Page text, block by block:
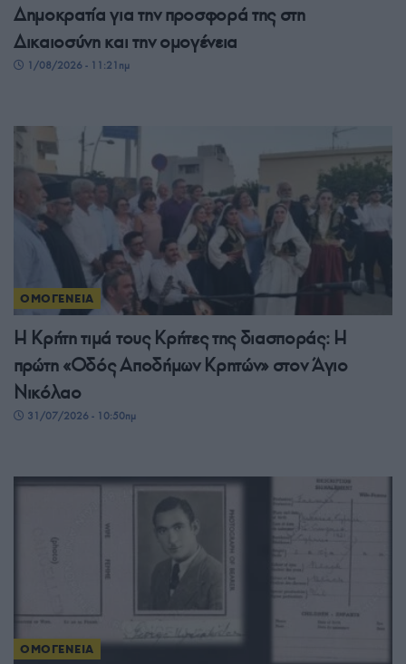
Δημοκρατία για την προσφορά της στη
Δικαιοσύνη και την ομογένεια
1/08/2026 - 11:21πμ
ΟΜΟΓΕΝΕΙΑ
Η Κρήτη τιμά τους Κρήτες της διασποράς: Η
πρώτη «Οδός Αποδήμων Κρητών» στον Άγιο
Νικόλαο
31/07/2026 - 10:50πμ
ΟΜΟΓΕΝΕΙΑ